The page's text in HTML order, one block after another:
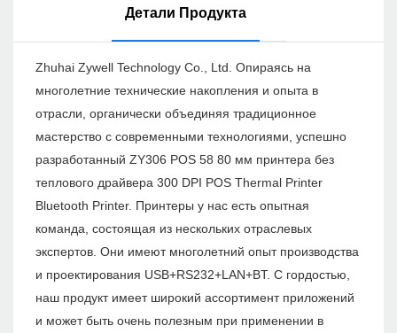
Детали Продукта
Zhuhai Zywell Technology Co., Ltd. Опираясь на
многолетние технические накопления и опыта в
отрасли, органически объединяя традиционное
мастерство с современными технологиями, успешно
разработанный ZY306 POS 58 80 мм принтера без
теплового драйвера 300 DPI POS Thermal Printer
Bluetooth Printer. Принтеры у нас есть опытная
команда, состоящая из нескольких отраслевых
экспертов. Они имеют многолетний опыт производства
и проектирования USB+RS232+LAN+BT. С гордостью,
наш продукт имеет широкий ассортимент приложений
и может быть очень полезным при применении в